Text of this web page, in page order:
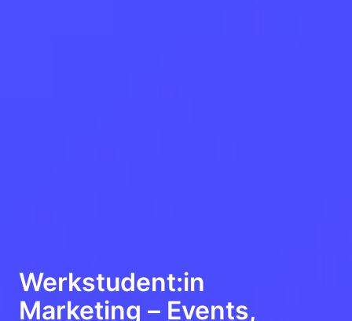
Werkstudent:in
Marketing – Events,